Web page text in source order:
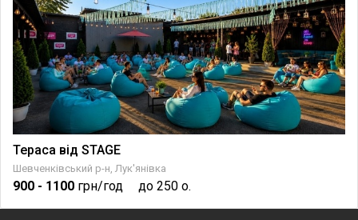
Тераса від STAGE
Шевченківський р-н, Лук'янівка
900 - 1100 грн/год до 250 о.